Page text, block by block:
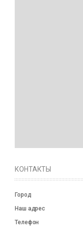
КОНТАКТЫ
Город
Наш адрес
Телефон